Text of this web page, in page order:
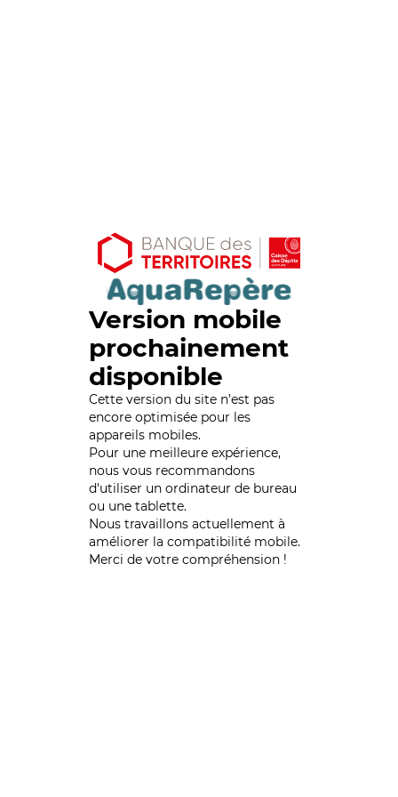
Version mobile
prochainement
disponible
Cette version du site n’est pas
encore optimisée pour les
appareils mobiles.
Pour une meilleure expérience,
nous vous recommandons
d'utiliser un ordinateur de bureau
ou une tablette.
Nous travaillons actuellement à
améliorer la compatibilité mobile.
Merci de votre compréhension !